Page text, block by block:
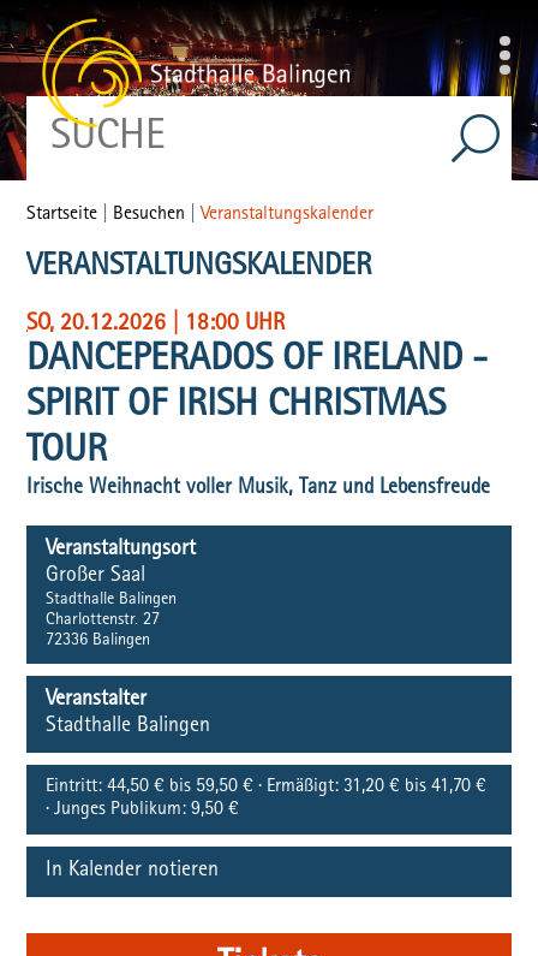
Startseite Besuchen |Veranstaltungskalender
VERANSTALTUNGSKALENDER
SO, 20.12.2026 18:00 UHR
DANCEPERADOS OF IRELAND -
SPIRIT OF IRISH CHRISTMAS
TOUR
Irische Weihnacht voller Musik, Tanz und Lebensfreude
Veranstaltungsort
Großer Saal
Stadthalle Balingen
Charlottenstr. 27
72336 Balingen
Veranstalter
Stadthalle Balingen
Eintritt: 44,50 € bis 59,50 € · Ermäßigt: 31,20 € bis 41,70 €
· Junges Publikum: 9,50 €
In Kalender notieren